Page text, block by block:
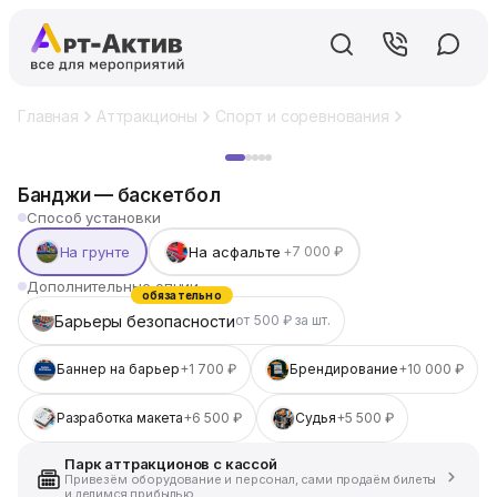
Главная Аттракционы Спорт и соревнования
Банджи — баскетбол
Способ установки
На грунте
На асфальте +7 000 ₽
Дополнительные опции
Барьеры безопасностиот 500 ₽ за шт.
обязательно
Баннер на барьер+1 700 ₽ Брендирование+10 000 ₽
Разработка макета+6 500 ₽ Судья+5 500 ₽
Парк аттракционов с кассой
Привезём оборудование и персонал, сами продаём билеты
и делимся прибылью